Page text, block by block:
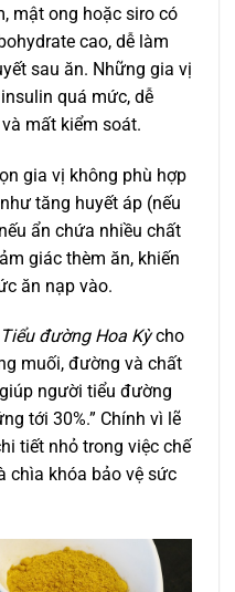
mật ong hoặc siro có
cao, dễ làm
sau ăn. Những gia vị
quá mức, dễ
mất kiểm soát.
gia vị không phù hợp
tăng huyết áp (nếu
ẩn chứa nhiều chất
giác thèm ăn, khiến
ăn nạp vào.
đường Hoa Kỳcho
muối, đường và chất
người tiểu đường
tới 30%.” Chính vì lẽ
tiết nhỏ trong việc chế
chìa khóa bảo vệ sức